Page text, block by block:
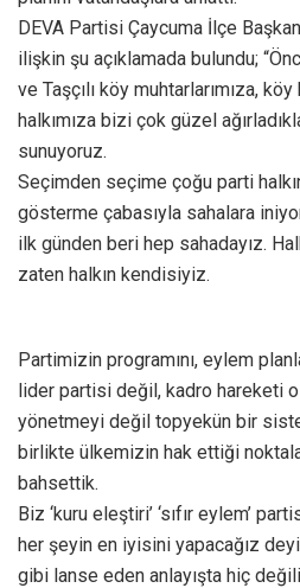
DEVA Partisi Çaycuma İlçe
ilişkin şu açıklamada bulundu;
ve Taşçılı köy muhtarlarımıza,
halkımıza bizi çok güzel
sunuyoruz.
Seçimden seçime çoğu parti
gösterme çabasıyla sahalara
ilk günden beri hep sahadayız.
zaten halkın kendisiyiz.
Partimizin programını, eylem
lider partisi değil, kadro hareketi
yönetmeyi değil topyekün bir
birlikte ülkemizin hak ettiği
bahsettik.
Biz ‘kuru eleştiri’ ‘sıfır eylem’
her şeyin en iyisini yapacağız
gibi lanse eden anlayışta hiç